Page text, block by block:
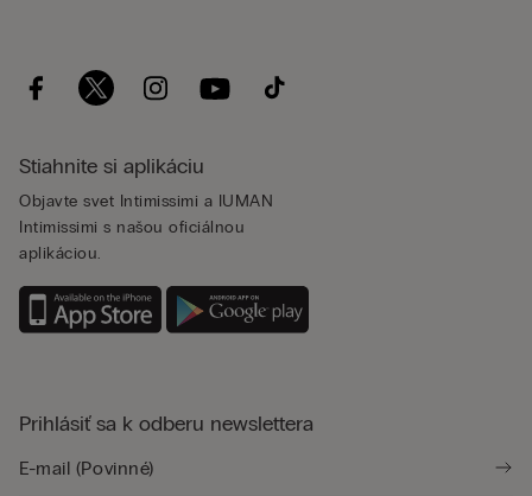
Stiahnite si aplikáciu
Objavte svet Intimissimi a IUMAN
Intimissimi s našou oficiálnou
aplikáciou.
Prihlásiť sa k odberu newslettera